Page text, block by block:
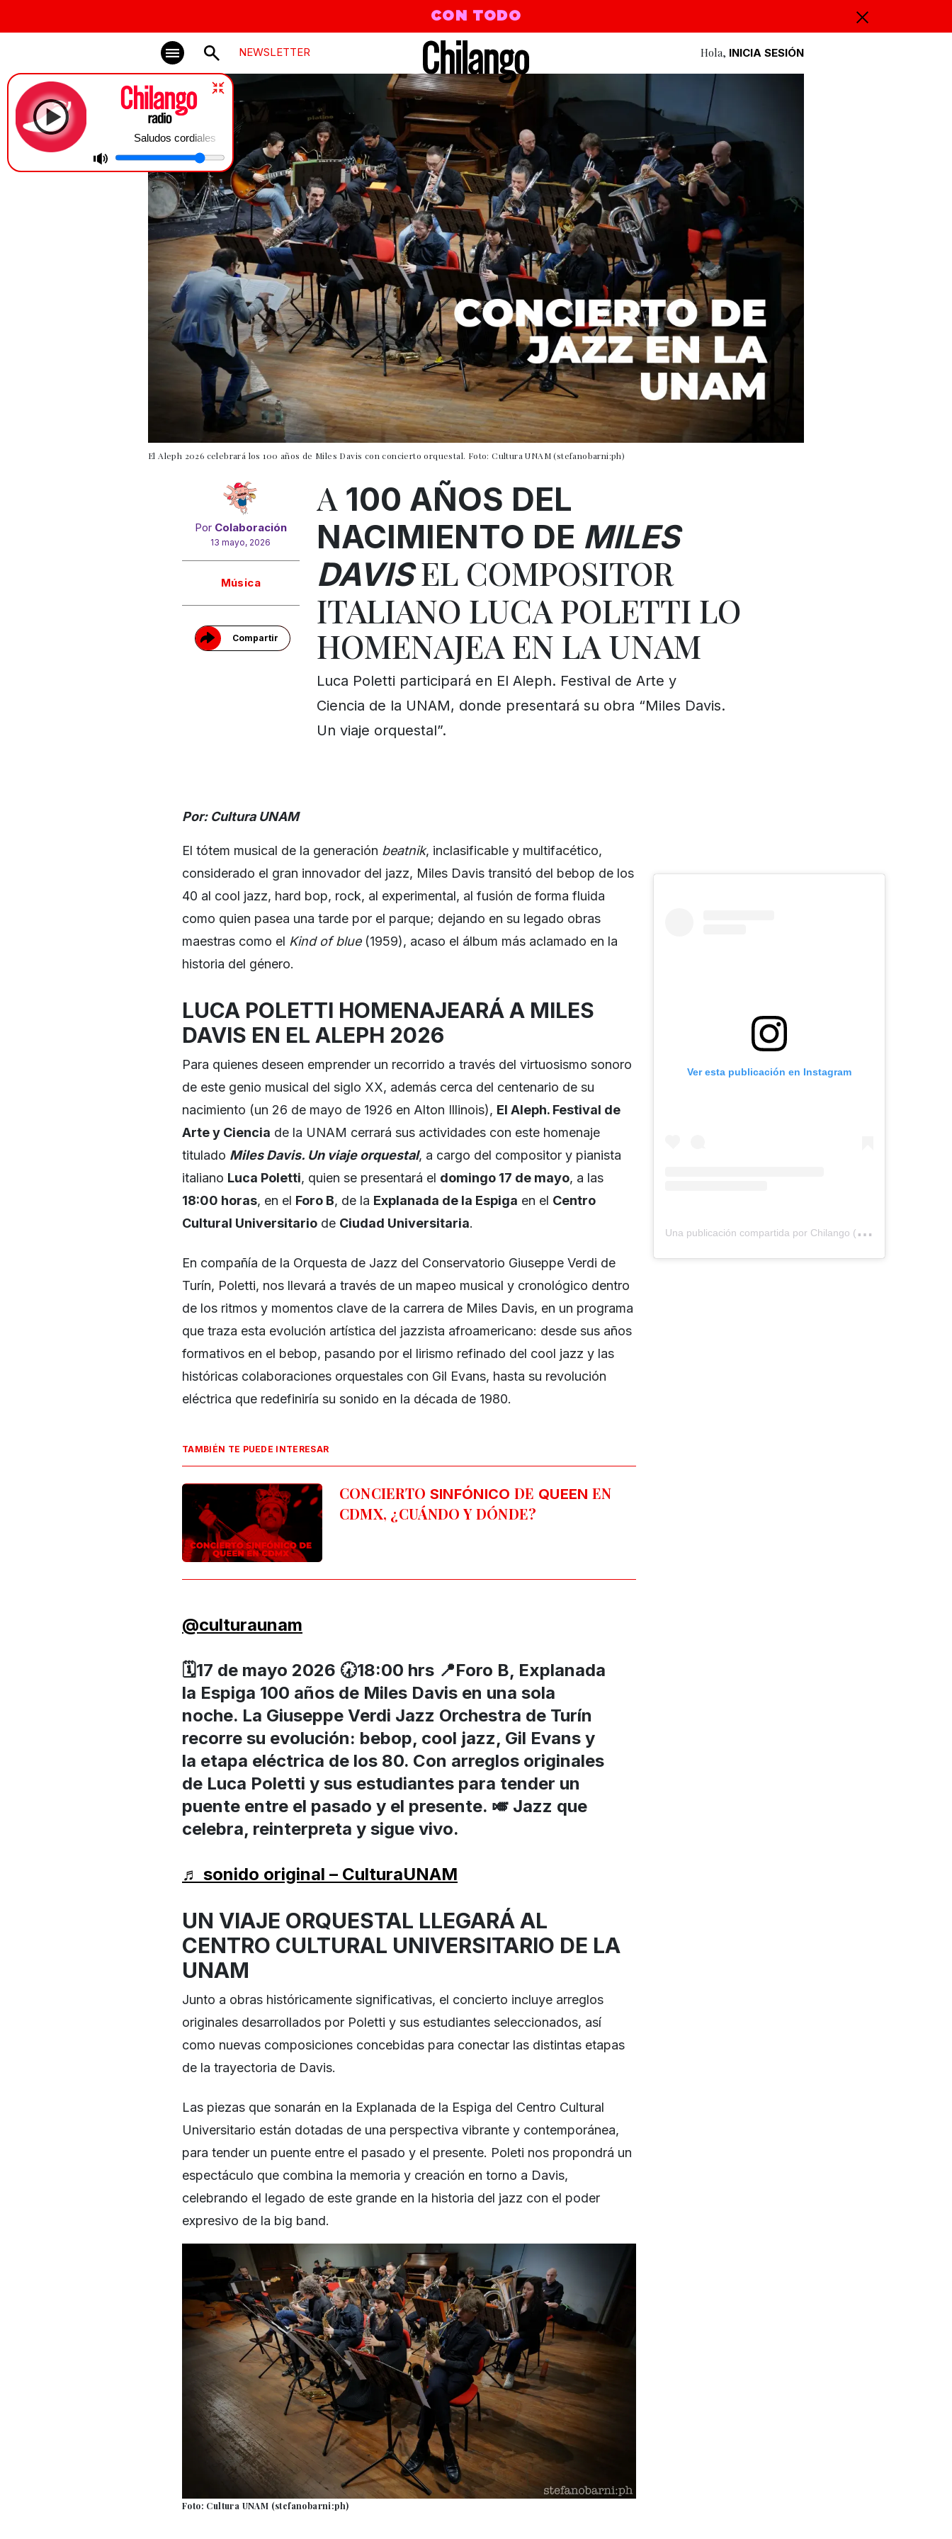
CON TODO
NEWSLETTER Hola, INICIA SESIÓN
Saludos cordiales
El Aleph 2026 celebrará los 100 años de Miles Davis con concierto orquestal. Foto: Cultura UNAM (stefanobarni:ph)
Por Colaboración
13 mayo, 2026
Música
Compartir
A 100 AÑOS DEL
NACIMIENTO DE MILES
DAVISEL COMPOSITOR
ITALIANO LUCA POLETTI LO
HOMENAJEA EN LA UNAM
Luca Poletti participará en El Aleph. Festival de Arte y
Ciencia de la UNAM, donde presentará su obra “Miles Davis.
Un viaje orquestal”.
Por: Cultura UNAM
El tótem musical de la generación beatnik, inclasificable y multifacético,
considerado el gran innovador del jazz, Miles Davis transitó del bebop de los
40 al cool jazz, hard bop, rock, al experimental, al fusión de forma fluida
como quien pasea una tarde por el parque; dejando en su legado obras
maestras como el Kind of blue(1959), acaso el álbum más aclamado en la
historia del género.
LUCA POLETTI HOMENAJEARÁ A MILES
DAVIS EN EL ALEPH 2026
Para quienes deseen emprender un recorrido a través del virtuosismo sonoro
de este genio musical del siglo XX, además cerca del centenario de su
nacimiento (un 26 de mayo de 1926 en Alton Illinois), El Aleph. Festival de
Arte y Ciencia de la UNAM cerrará sus actividades con este homenaje
titulado Miles Davis. Un viaje orquestal, a cargo del compositor y pianista
italiano Luca Poletti, quien se presentará el domingo 17 de mayo, a las
18:00 horas, en el Foro B, de la Explanada de la Espiga en el Centro
Cultural Universitario de Ciudad Universitaria.
En compañía de la Orquesta de Jazz del Conservatorio Giuseppe Verdi de
Turín, Poletti, nos llevará a través de un mapeo musical y cronológico dentro
de los ritmos y momentos clave de la carrera de Miles Davis, en un programa
que traza esta evolución artística del jazzista afroamericano: desde sus años
formativos en el bebop, pasando por el lirismo refinado del cool jazz y las
históricas colaboraciones orquestales con Gil Evans, hasta su revolución
eléctrica que redefiniría su sonido en la década de 1980.
TAMBIÉN TE PUEDE INTERESAR
CONCIERTO SINFÓNICO DE QUEEN EN
CDMX, ¿CUÁNDO Y DÓNDE?
@culturaunam
🗓️17 de mayo 2026 🕢18:00 hrs 📍Foro B, Explanada
la Espiga 100 años de Miles Davis en una sola
noche. La Giuseppe Verdi Jazz Orchestra de Turín
recorre su evolución: bebop, cool jazz, Gil Evans y
la etapa eléctrica de los 80. Con arreglos originales
de Luca Poletti y sus estudiantes para tender un
puente entre el pasado y el presente. 🎺 Jazz que
celebra, reinterpreta y sigue vivo.
♬ sonido original – CulturaUNAM
UN VIAJE ORQUESTAL LLEGARÁ AL
CENTRO CULTURAL UNIVERSITARIO DE LA
UNAM
Junto a obras históricamente significativas, el concierto incluye arreglos
originales desarrollados por Poletti y sus estudiantes seleccionados, así
como nuevas composiciones concebidas para conectar las distintas etapas
de la trayectoria de Davis.
Las piezas que sonarán en la Explanada de la Espiga del Centro Cultural
Universitario están dotadas de una perspectiva vibrante y contemporánea,
para tender un puente entre el pasado y el presente. Poleti nos propondrá un
espectáculo que combina la memoria y creación en torno a Davis,
celebrando el legado de este grande en la historia del jazz con el poder
expresivo de la big band.
Foto: Cultura UNAM (stefanobarni:ph)
Ver esta publicación en Instagram
U
na publicación compartida por Chilango (@chilangocom)